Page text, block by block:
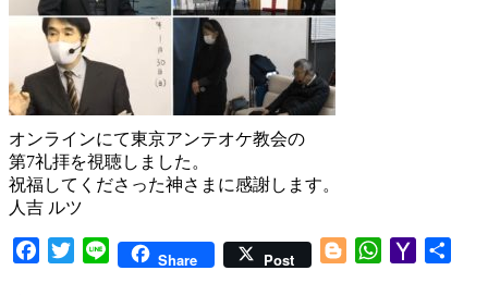
オンラインにて東京アンテオケ教会の
第7礼拝を視聴しました。
祝福してくださった神さまに感謝します。
人吉 ルツ
Facebook
TwitterLine Share Post BloggerWhatsApp
Yahoo